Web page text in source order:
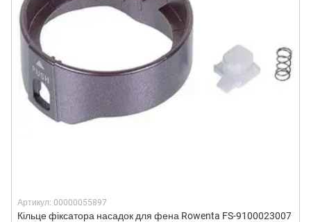
Артикул: 00000055897
Кільце фіксатора насадок для фена Rowenta FS-9100023007